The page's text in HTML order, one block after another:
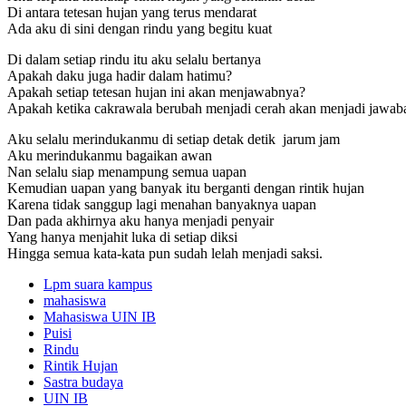
Di antara tetesan hujan yang terus mendarat
Ada aku di sini dengan rindu yang begitu kuat
Di dalam setiap rindu itu aku selalu bertanya
Apakah daku juga hadir dalam hatimu?
Apakah setiap tetesan hujan ini akan menjawabnya?
Apakah ketika cakrawala berubah menjadi cerah akan menjadi
Aku selalu merindukanmu di setiap detak detik jarum jam
Aku merindukanmu bagaikan awan
Nan selalu siap menampung semua uapan
Kemudian uapan yang banyak itu berganti dengan rintik hujan
Karena tidak sanggup lagi menahan banyaknya uapan
Dan pada akhirnya aku hanya menjadi penyair
Yang hanya menjahit luka di setiap diksi
Hingga semua kata-kata pun sudah lelah menjadi saksi.
Lpm suara kampus
mahasiswa
Mahasiswa UIN IB
Puisi
Rindu
Rintik Hujan
Sastra budaya
UIN IB